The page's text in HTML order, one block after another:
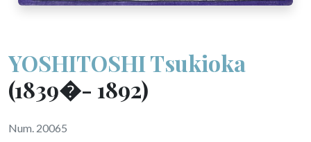
YOSHITOSHI Tsukioka
(1839�- 1892)
Num. 20065